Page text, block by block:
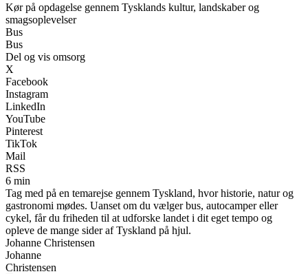
Kør på opdagelse gennem Tysklands kultur, landskaber og
smagsoplevelser
Bus
Bus
Del og vis omsorg
X
Facebook
Instagram
LinkedIn
YouTube
Pinterest
TikTok
Mail
RSS
6 min
Tag med på en temarejse gennem Tyskland, hvor historie, natur og
gastronomi mødes. Uanset om du vælger bus, autocamper eller
cykel, får du friheden til at udforske landet i dit eget tempo og
opleve de mange sider af Tyskland på hjul.
Johanne Christensen
Johanne
Christensen